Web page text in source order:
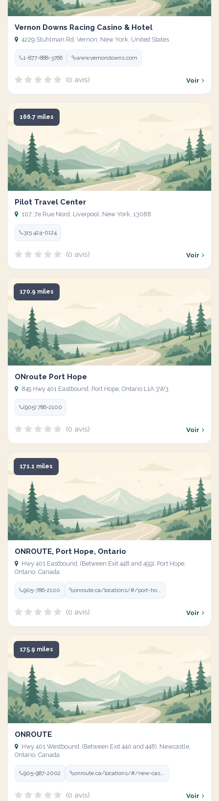
Vernon Downs Racing Casino & Hotel
4229 Stuhlman Rd, Vernon, New York, United States
1-877-888-3766 www.vernondowns.com
(0 avis) Voir
166.7 miles
Pilot Travel Center
107, 7e Rue Nord, Liverpool, New York, 13088
315 424-0124
(0 avis) Voir
170.9 miles
ONroute Port Hope
845 Hwy 401 Eastbound, Port Hope, Ontario L1A 3W3
(905) 786-2100
(0 avis) Voir
171.1 miles
ONROUTE, Port Hope, Ontario
Hwy 401 Eastbound, (Between Exit 448 and 459), Port Hope,
Ontario, Canada
905-786-2100 onroute.ca/locations/#/port-ho...
(0 avis) Voir
175.9 miles
ONROUTE
Hwy 401 Westbound, (Between Exit 440 and 448), Newcastle,
Ontario, Canada
905-987-2002 onroute.ca/locations/#/new-cas...
(0 avis) Voir